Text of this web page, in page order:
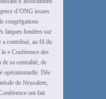
d’ONG issues
congrégations
laïques fondées sur
a contribué, au fil du
« Conférence des
sa centralité, de
opérationnelle. Dès
de Jérusalem,
ont fait